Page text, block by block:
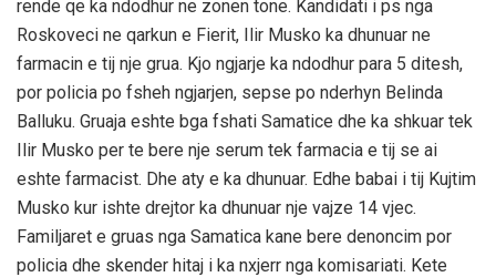
rende qe ka ndodhur ne zonen tone. Kandidati i ps nga
Roskoveci ne qarkun e Fierit, Ilir Musko ka dhunuar ne
farmacin e tij nje grua. Kjo ngjarje ka ndodhur para 5 ditesh,
por policia po fsheh ngjarjen, sepse po nderhyn Belinda
Balluku. Gruaja eshte bga fshati Samatice dhe ka shkuar tek
Ilir Musko per te bere nje serum tek farmacia e tij se ai
eshte farmacist. Dhe aty e ka dhunuar. Edhe babai i tij Kujtim
Musko kur ishte drejtor ka dhunuar nje vajze 14 vjec.
Familjaret e gruas nga Samatica kane bere denoncim por
policia dhe skender hitaj i ka nxjerr nga komisariati. Kete